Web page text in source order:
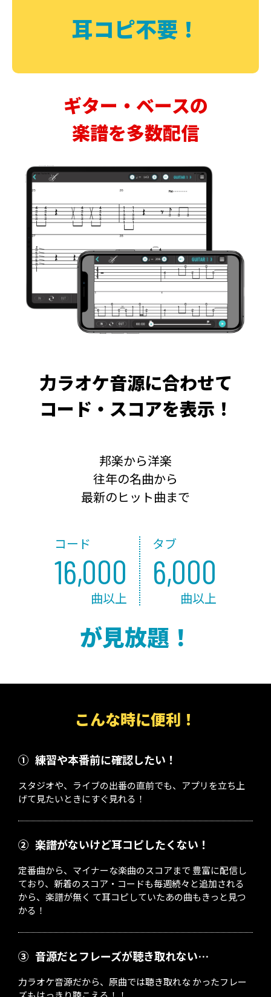
耳コピ不要！
ギター・ベースの
楽譜を多数配信
力ラオケ音源に合わせて
コード・スコアを表示！
邦楽から洋楽
往年の名曲から
最新のヒット曲まで
コード
16,000
曲以上
タブ
6,000
曲以上
が見放題！
こんな時に便利！
① 練習や本番前に確認したい！
スタジオや、ライブの出番の直前でも、アプリを立ち上
げて見たいときにすぐ見れる！
② 楽譜がないけど耳コピしたくない！
定番曲から、マイナーな楽曲のスコアまで 豊富に配信し
ており、新着のスコア・コードも毎週続々と追加される
から、楽譜が無く て耳コピしていたあの曲もきっと見つ
かる！
③ 音源だとフレーズが聴き取れない…
力ラオケ音源だから、原曲では聴き取れな かったフレー